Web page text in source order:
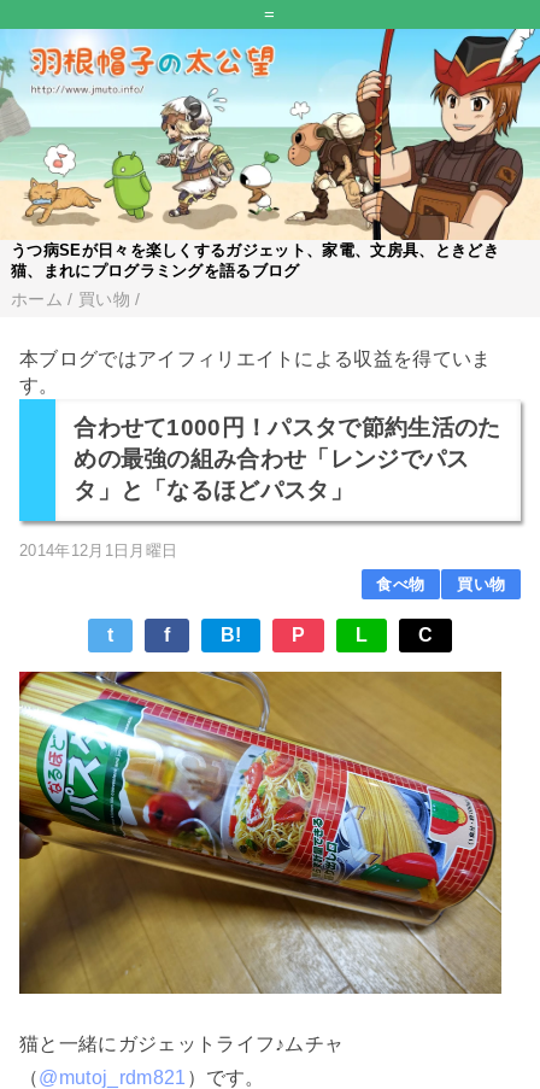
=
うつ病SEが日々を楽しくするガジェット、家電、文房具、ときどき
猫、まれにプログラミングを語るブログ
ホーム / 買い物 /
本ブログではアイフィリエイトによる収益を得ていま
す。
合わせて1000円！パスタで節約生活のた
めの最強の組み合わせ「レンジでパス
タ」と「なるほどパスタ」
2014年12月1日月曜日
食べ物
買い物
t f B! P L C
猫と一緒にガジェットライフ♪ムチャ
（@mutoj_rdm821 ）です。